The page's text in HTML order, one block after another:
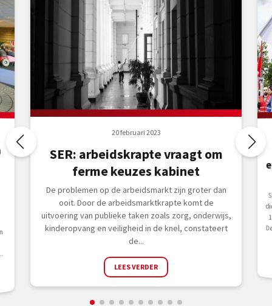
20 februari 2023
SER: arbeidskrapte vraagt om
ferme keuzes kabinet
De problemen op de arbeidsmarkt zijn groter dan
ooit. Door de arbeidsmarktkrapte komt de
uitvoering van publieke taken zoals zorg, onderwijs,
kinderopvang en veiligheid in de knel, constateert
de...
LEES VERDER